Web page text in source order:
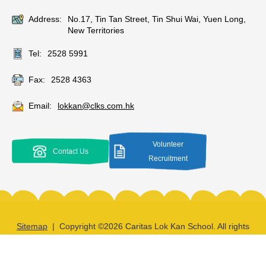
Address:
No.17, Tin Tan Street, Tin Shui Wai, Yuen Long,
New Territories
Tel: 2528 5991
Fax: 2528 4363
Email: lokkan@clks.com.hk
Contact Us
Volunteer
Recruitment
Sitemap | Copyright ©2026 Caritas Lok Kan School. All rights